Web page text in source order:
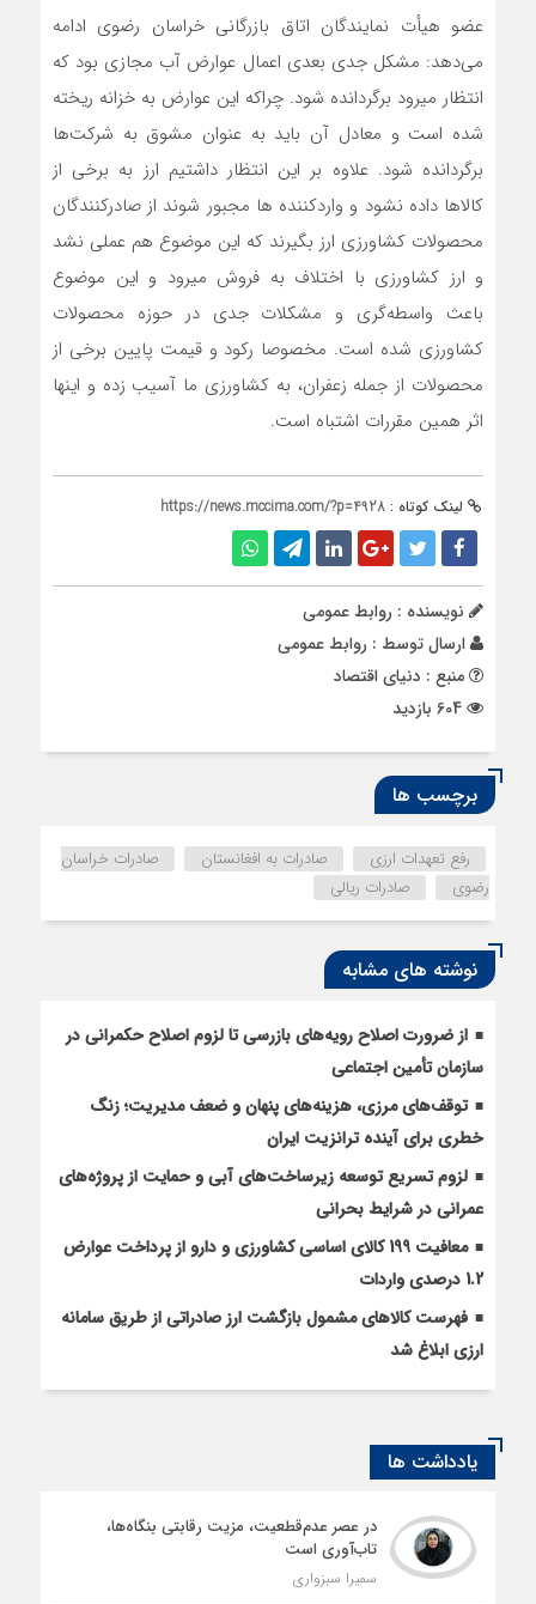
عضو هیأت نمایندگان اتاق بازرگانی خراسان رضوی ادامه
می‌دهد: مشکل جدی بعدی اعمال عوارض آب مجازی بود که
انتظار میرود برگردانده شود. چراکه این عوارض به خزانه ریخته
شده است و معادل آن باید به عنوان مشوق به شرکت‌ها
برگردانده شود. علاوه بر این انتظار داشتیم ارز به برخی از
کالاها داده نشود و واردکننده ها مجبور شوند از صادرکنندگان
محصولات کشاورزی ارز بگیرند که این موضوع هم عملی نشد
و ارز کشاورزی با اختلاف به فروش میرود و این موضوع
باعث واسطه‌گری و مشکلات جدی در حوزه محصولات
کشاورزی شده است. مخصوصا رکود و قیمت پایین برخی از
محصولات از جمله زعفران، به کشاورزی ما آسیب زده و اینها
اثر همین مقررات اشتباه است.
لینک کوتاه : https://news.mccima.com/?p=4928
نویسنده : روابط عمومی
ارسال توسط : روابط عمومی
منبع : دنیای اقتصاد
برچسب ها
رفع تعهدات ارزی صادرات به افغانستان
صادرات خراسان
رضوی
صادرات ریالی
نوشته های مشابه
از ضرورت اصلاح رویه‌های بازرسی تا لزوم اصلاح حکمرانی در
سازمان تأمین اجتماعی
توقف‌های مرزی، هزینه‌های پنهان و ضعف مدیریت؛ زنگ
خطری برای آینده ترانزیت ایران
لزوم تسریع توسعه زیرساخت‌های آبی و حمایت از پروژه‌های
عمرانی در شرایط بحرانی
معافیت 199 کالای اساسی کشاورزی و دارو از پرداخت عوارض
1.2 درصدی واردات
فهرست کالاهای مشمول بازگشت ارز صادراتی از طریق سامانه
ارزی ابلاغ شد
یادداشت ها
در عصر عدم‌قطعیت، مزیت رقابتی بنگاه‌ها،
تاب‌آوری است
سمیرا سبزواری